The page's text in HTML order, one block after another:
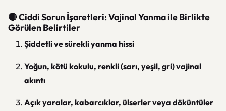
🔴 Ciddi Sorun İşaretleri: Vajinal Yanma ile Birlikte
Görülen Belirtiler
Şiddetli ve sürekli yanma hissi
Yoğun, kötü kokulu, renkli (sarı, yeşil, gri) vajinal
akıntı
Açık yaralar, kabarcıklar, ülserler veya döküntüler